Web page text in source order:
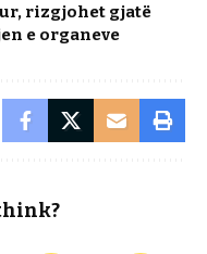
rizgjohet gjatë
e organeve